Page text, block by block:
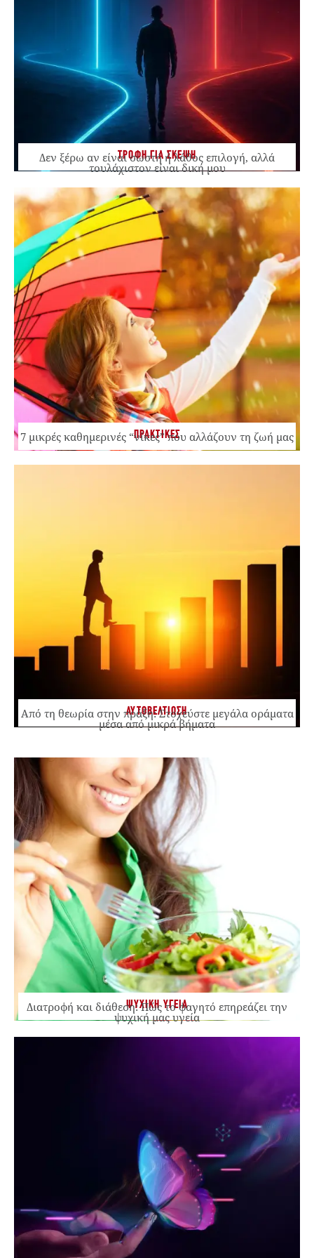
ΤΡΟΦΗ ΓΙΑ ΣΚΕΨΗ
Δεν ξέρω αν είναι σωστή ή λάθος επιλογή, αλλά
τουλάχιστον είναι δική μου
ΠΡΑΚΤΙΚΕΣ
7 μικρές καθημερινές “νίκες” που αλλάζουν τη ζωή μας
ΑΥΤΟΒΕΛΤΙΩΣΗ
Από τη θεωρία στην πράξη: Στοχεύστε μεγάλα οράματα
μέσα από μικρά βήματα
ΨΥΧΙΚΗ ΥΓΕΙΑ
Διατροφή και διάθεση: Πώς το φαγητό επηρεάζει την
ψυχική μας υγεία